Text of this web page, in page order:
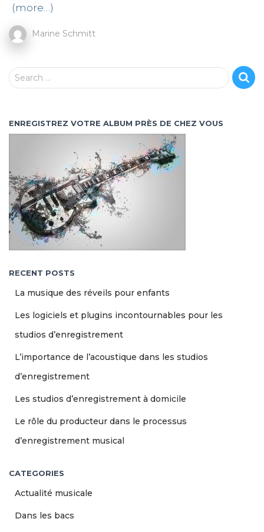
(more…)
Marine Schmitt
S
c
r
:
Search …
ENREGISTREZ VOTRE ALBUM PRÈS DE CHEZ VOUS
RECENT POSTS
La musique des réveils pour enfants
Les logiciels et plugins incontournables pour les
studios d’enregistrement
L’importance de l’acoustique dans les studios
d’enregistrement
Les studios d’enregistrement à domicile
Le rôle du producteur dans le processus
d’enregistrement musical
CATEGORIES
Actualité musicale
Dans les bacs